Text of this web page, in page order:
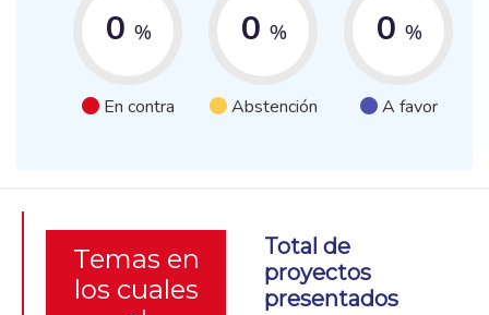
0 %
En contra
0 %
Abstención
0 %
A favor
Temas en
los cuales
Total de
proyectos
presentados